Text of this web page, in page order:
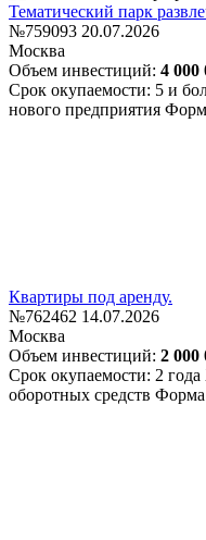
Тематический парк
№759093 20.07.2026
Москва
Объем инвестиций: 4 000
Срок окупаемости: 5 и
нового предприятия
Квартиры под аренду.
№762462 14.07.2026
Москва
Объем инвестиций: 2 000
Срок окупаемости: 2 года
оборотных средств Форма